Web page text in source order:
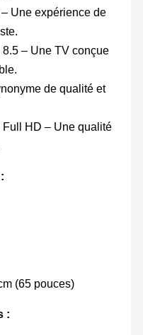
Une expérience de
8.5 – Une TV conçue
de qualité et
Full HD – Une qualité
(65 pouces)
: